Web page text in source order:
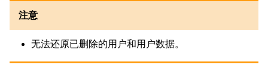
注意
无法还原已删除的用户和用户数据。